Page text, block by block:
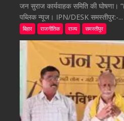
जन सुराज कार्यवाहक समिति की घोषणा।
पब्लिक न्यूज। IPN/DESK समस्तीपुर:-...
बिहार राजनीतिक राज्य समस्तीपुर